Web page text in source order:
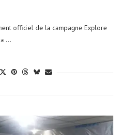
officiel de la campagne Explore
…